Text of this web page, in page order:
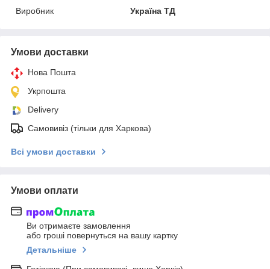
Виробник
Україна ТД
Умови доставки
Нова Пошта
Укрпошта
Delivery
Самовивіз (тільки для Харкова)
Всі умови доставки
Умови оплати
Ви отримаєте замовлення
або гроші повернуться на вашу картку
Детальніше